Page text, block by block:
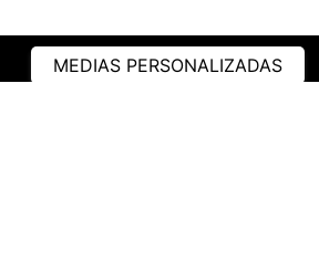
MEDIAS PERSONALIZADAS